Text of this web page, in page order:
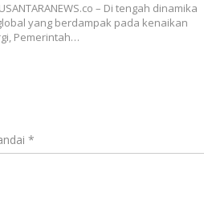
– Di tengah dinamika
yang berdampak pada kenaikan
Pemerintah…
*